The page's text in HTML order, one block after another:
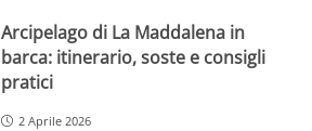
Arcipelago di La Maddalena in
barca: itinerario, soste e consigli
pratici
2 Aprile 2026